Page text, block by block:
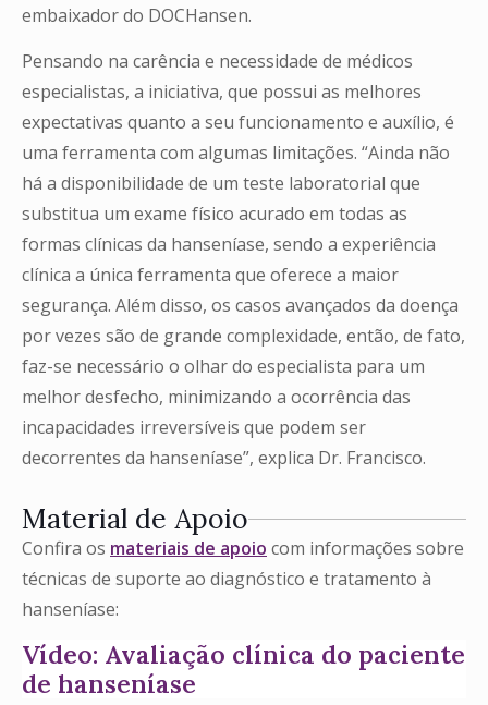
embaixador do DOCHansen.
Pensando na carência e necessidade de médicos
especialistas, a iniciativa, que possui as melhores
expectativas quanto a seu funcionamento e auxílio, é
uma ferramenta com algumas limitações. “Ainda não
há a disponibilidade de um teste laboratorial que
substitua um exame físico acurado em todas as
formas clínicas da hanseníase, sendo a experiência
clínica a única ferramenta que oferece a maior
segurança. Além disso, os casos avançados da doença
por vezes são de grande complexidade, então, de fato,
faz-se necessário o olhar do especialista para um
melhor desfecho, minimizando a ocorrência das
incapacidades irreversíveis que podem ser
decorrentes da hanseníase”, explica Dr. Francisco.
Material de Apoio
Confira os materiais de apoio com informações sobre
técnicas de suporte ao diagnóstico e tratamento à
hanseníase:
Vídeo: Avaliação clínica do paciente
de hanseníase